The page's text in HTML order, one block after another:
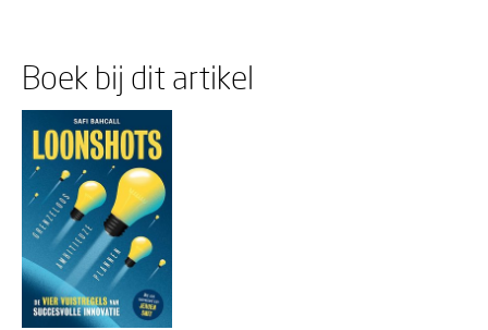
Boek bij dit artikel